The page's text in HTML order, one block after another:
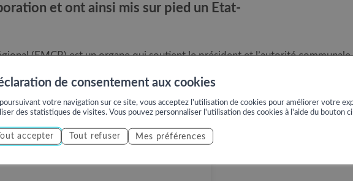
et ont ainsi mis sur pied un Etat-
(EMCR) est un organe qui soutient le président et l’autorité
mesures en cas de catastrophes et de situations extraordinaires.
de consentement aux cookies
votre navigation sur ce site, vous acceptez l'utilisation de cookies pour améliorer votre
des statistiques de visites. Vous pouvez personnaliser l'utilisation des cookies à l'aide du bouton
Tout accepter Tout refuser Mes préférences